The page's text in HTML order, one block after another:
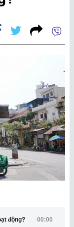
00:00
động?